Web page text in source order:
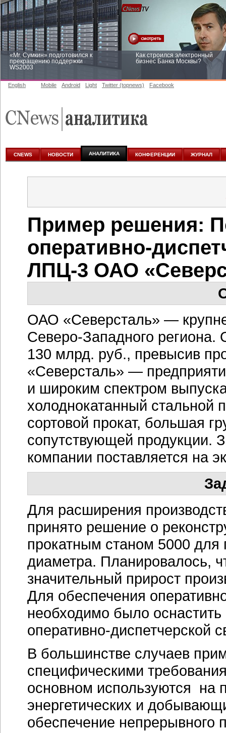
«Mr. Сумкин» подготовился к
прекращению поддержки
WS2003
Как строился электронный
бизнес Банка Москвы?
аналитике
English Mobile Android Light Twitter (topnews) Facebook
CNEWS НОВОСТИ АНАЛИТИКА КОНФЕРЕНЦИИ ЖУРНАЛ
Пример решения:
оперативно-
ЛПЦ-3 ОАО
ОАО «Северсталь» —
Северо-Западного региона.
130 млрд. руб., превысив
«Северсталь» —
и широким спектром
холоднокатанный стальной
сортовой прокат, большая
сопутствующей продукции.
компании поставляется на
Для расширения
принято решение о
прокатным станом 5000 для
диаметра. Планировалось,
значительный прирост
Для обеспечения
необходимо было оснастить
оперативно-диспетчерской
В большинстве случаев
специфическими
основном используются на
энергетических и
обеспечение непрерывного